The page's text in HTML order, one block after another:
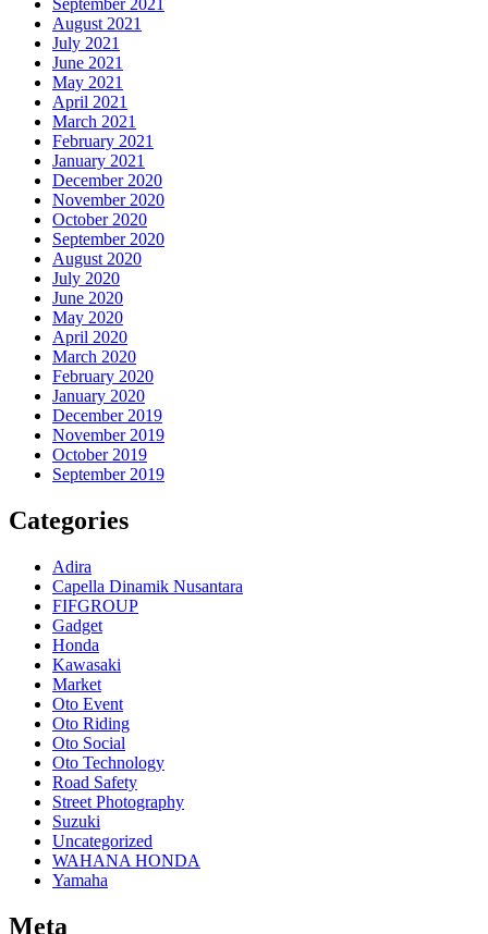
August 2021
July 2021
June 2021
May 2021
April 2021
March 2021
February 2021
January 2021
December 2020
November 2020
October 2020
September 2020
August 2020
July 2020
June 2020
May 2020
April 2020
March 2020
February 2020
January 2020
December 2019
November 2019
October 2019
September 2019
Categories
Adira
Capella Dinamik Nusantara
FIFGROUP
Gadget
Honda
Kawasaki
Market
Oto Event
Oto Riding
Oto Social
Oto Technology
Road Safety
Street Photography
Suzuki
Uncategorized
WAHANA HONDA
Yamaha
Meta